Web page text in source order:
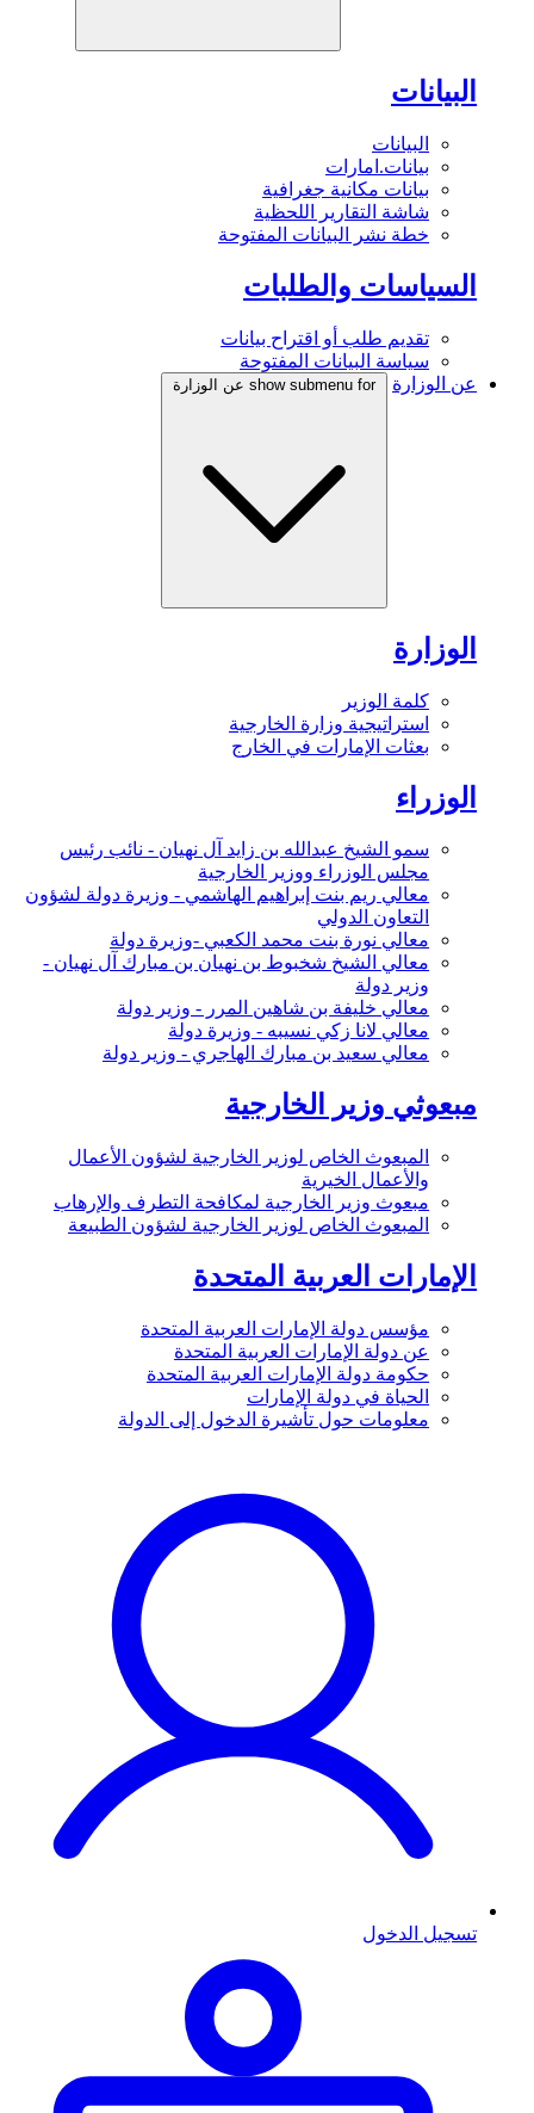
البيانات
البيانات
بيانات.امارات
بيانات مكانية جغرافية
شاشة التقارير اللحظية
خطة نشر البيانات المفتوحة
السياسات والطلبات
تقديم طلب أو اقتراح بيانات
سياسة البيانات المفتوحة
عن الوزارة
show submenu for عن الوزارة
الوزارة
كلمة الوزير
استراتيجية وزارة الخارجية
بعثات الإمارات في الخارج
الوزراء
سمو الشيخ عبدالله بن زايد آل نهيان - نائب رئيس
مجلس الوزراء ووزير الخارجية
معالي ريم بنت إبراهيم الهاشمي - وزيرة دولة لشؤون
التعاون الدولي
معالي نورة بنت محمد الكعبي -وزيرة دولة
معالي الشيخ شخبوط بن نهيان بن مبارك آل نهيان -
وزير دولة
معالي خليفة بن شاهين المرر - وزير دولة
معالي لانا زكي نسيبه - وزيرة دولة
معالي سعيد بن مبارك الهاجري - وزير دولة
مبعوثي وزير الخارجية
المبعوث الخاص لوزير الخارجية لشؤون الأعمال
والأعمال الخيرية
مبعوث وزير الخارجية لمكافحة التطرف والإرهاب
المبعوث الخاص لوزير الخارجية لشؤون الطبيعة
الإمارات العربية المتحدة
مؤسس دولة الإمارات العربية المتحدة
عن دولة الإمارات العربية المتحدة
حكومة دولة الإمارات العربية المتحدة
الحياة في دولة الإمارات
معلومات حول تأشيرة الدخول إلى الدولة
تسجيل الدخول